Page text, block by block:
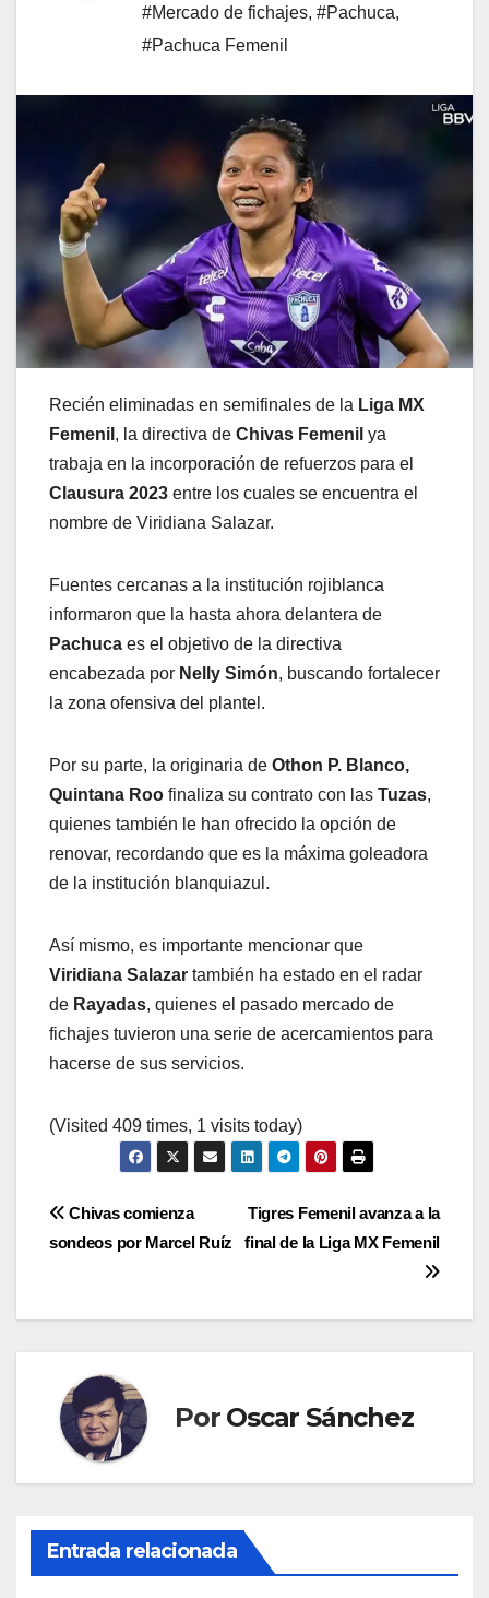
#Mercado de fichajes, #Pachuca,
#Pachuca Femenil
Recién eliminadas en semifinales de la Liga MX
Femenil , la directiva de Chivas Femenil ya
trabaja en la incorporación de refuerzos para el
Clausura 2023 entre los cuales se encuentra el
nombre de Viridiana Salazar.
Fuentes cercanas a la institución rojiblanca
informaron que la hasta ahora delantera de
Pachuca es el objetivo de la directiva
encabezada por Nelly Simón, buscando fortalecer
la zona ofensiva del plantel.
Por su parte, la originaria de Othon P. Blanco,
Quintana Roo finaliza su contrato con las Tuzas,
quienes también le han ofrecido la opción de
renovar, recordando que es la máxima goleadora
de la institución blanquiazul.
Así mismo, es importante mencionar que
Viridiana Salazar también ha estado en el radar
de Rayadas, quienes el pasado mercado de
fichajes tuvieron una serie de acercamientos para
hacerse de sus servicios.
(Visited 409 times, 1 visits today)
Navegación
entradas
Tigres Femenil avanza a la
final de la Liga MX Femenil
Chivas comienza
sondeos por Marcel Ruíz
Por Oscar Sánchez
Entrada relacionada